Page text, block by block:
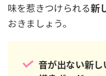
味を惹きつけられる新
おきましょう。
音が出ない新